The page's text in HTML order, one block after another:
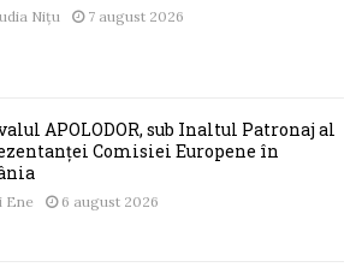
Nițu 7 august 2026
APOLODOR, sub Înaltul Patronaj al
Comisiei Europene în
Ene 6 august 2026